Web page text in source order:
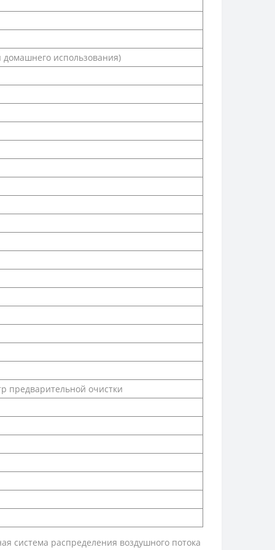
использования)
предварительной очистки
система распределения воздушного потока